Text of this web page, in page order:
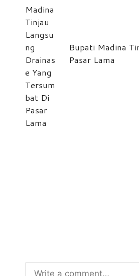
Bupati Madina
Pasar Lama